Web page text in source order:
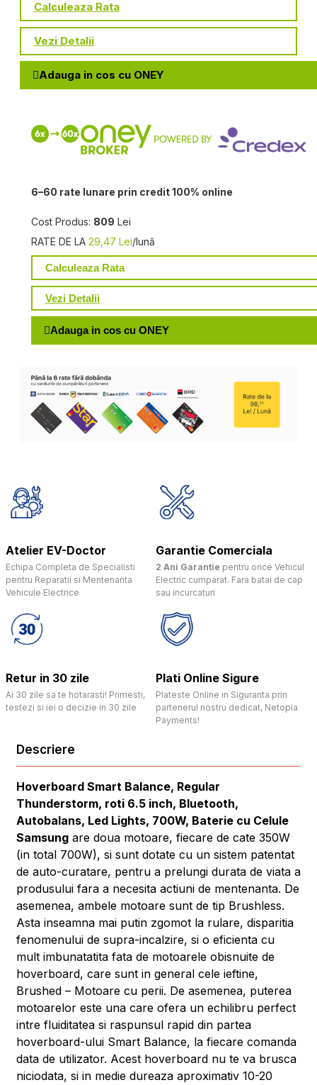
Calculeaza Rata
Vezi Detalii
Adauga in cos cu ONEY
6–60 rate lunare prin credit 100% online
Cost Produs: 809 Lei
RATE DE LA 29,47 Lei/lună
Calculeaza Rata
Vezi Detalii
Adauga in cos cu ONEY
Atelier EV-Doctor
Echipa Completa de Specialisti
pentru Reparatii si Mentenanta
Vehicule Electrice
Garantie Comerciala
2 Ani Garantie pentru orice Vehicul
Electric cumparat. Fara batai de cap
sau incurcaturi
Retur in 30 zile
Ai 30 zile sa te hotarasti! Primesti,
testezi si iei o decizie in 30 zile
Plati Online Sigure
Plateste Online in Siguranta prin
partenerul nostru dedicat, Netopia
Payments!
Descriere
Hoverboard Smart Balance, Regular
Thunderstorm, roti 6.5 inch, Bluetooth,
Autobalans, Led Lights, 700W, Baterie cu Celule
Samsung are doua motoare, fiecare de cate 350W
(in total 700W), si sunt dotate cu un sistem patentat
de auto-curatare, pentru a prelungi durata de viata a
produsului fara a necesita actiuni de mentenanta. De
asemenea, ambele motoare sunt de tip Brushless.
Asta inseamna mai putin zgomot la rulare, disparitia
fenomenului de supra-incalzire, si o eficienta cu
mult imbunatatita fata de motoarele obisnuite de
hoverboard, care sunt in general cele ieftine,
Brushed – Motoare cu perii. De asemenea, puterea
motoarelor este una care ofera un echilibru perfect
intre fluiditatea si raspunsul rapid din partea
hoverboard-ului Smart Balance, la fiecare comanda
data de utilizator. Acest hoverboard nu te va brusca
niciodata, si in medie dureaza aproximativ 10-20